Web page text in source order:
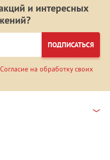
и интересных
ПОДПИСАТЬСЯ
Согласие на обработку своих